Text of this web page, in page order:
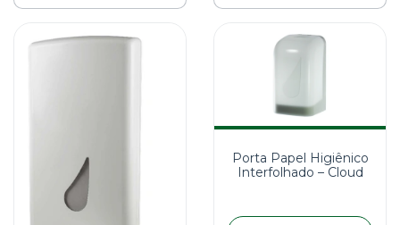
Porta Papel Higiênico
Interfolhado – Cloud